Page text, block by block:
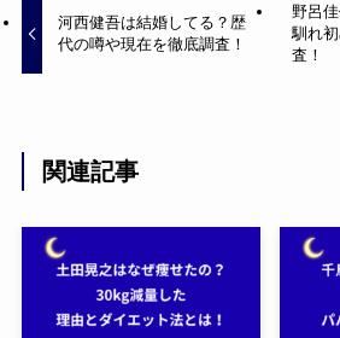
河西健吾は結婚してる？歴
代の噂や現在を徹底調査！
野呂
馴れ
査！
関連記事